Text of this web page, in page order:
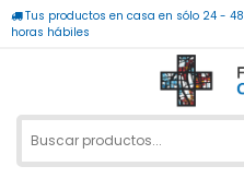
Tus productos en casa en sólo 24 - 48
horas hábiles